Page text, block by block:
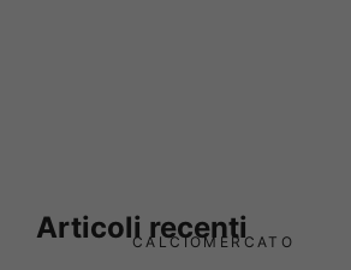
Articoli recenti
CALCIOMERCATO